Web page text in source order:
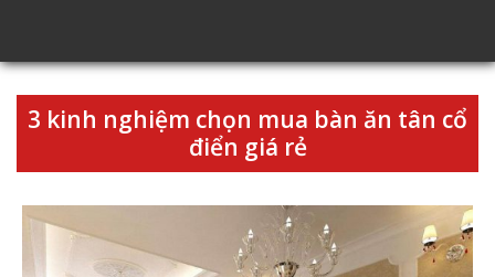
3 kinh nghiệm chọn mua bàn ăn tân cổ
điển giá rẻ